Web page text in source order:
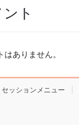
ト
ありません。
セッションメニュー